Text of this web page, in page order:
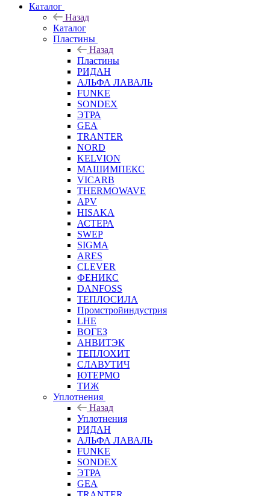
Каталог
Назад
Каталог
Пластины
Назад
Пластины
РИДАН
АЛЬФА ЛАВАЛЬ
FUNKE
SONDEX
ЭТРА
GEA
TRANTER
NORD
KELVION
МАШИМПЕКС
VICARB
THERMOWAVE
APV
HISAKA
АСТЕРА
SWEP
SIGMA
ARES
CLEVER
ФЕНИКС
DANFOSS
ТЕПЛОСИЛА
Промстройиндустрия
LHE
ВОГЕЗ
АНВИТЭК
ТЕПЛОХИТ
СЛАВУТИЧ
ЮТЕРМО
ТИЖ
Уплотнения
Назад
Уплотнения
РИДАН
АЛЬФА ЛАВАЛЬ
FUNKE
SONDEX
ЭТРА
GEA